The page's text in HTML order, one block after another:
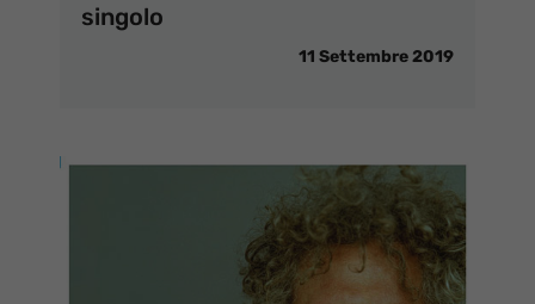
singolo
11 Settembre 2019